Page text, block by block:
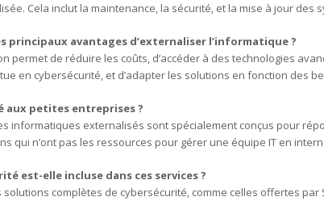
Cela inclut la maintenance, la sécurité, et la mise à jour des
principaux avantages d’externaliser l’informatique ?
permet de réduire les coûts, d’accéder à des technologies
en cybersécurité, et d’adapter les solutions en fonction des
aux petites entreprises ?
informatiques externalisés sont spécialement conçus pour
qui n’ont pas les ressources pour gérer une équipe IT en
est-elle incluse dans ces services ?
solutions complètes de cybersécurité, comme celles offertes par